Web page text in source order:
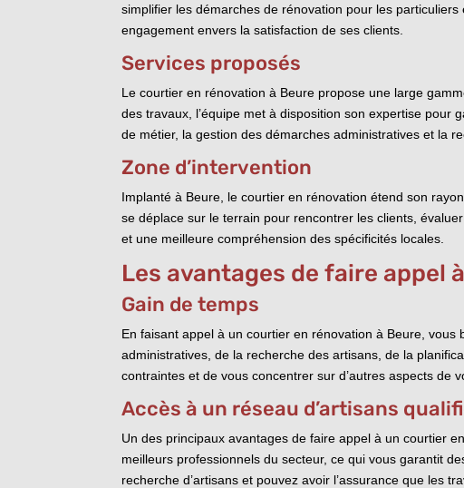
simplifier les démarches de rénovation pour les
engagement envers la satisfaction de ses clients.
Services proposés
Le courtier en rénovation à Beure propose une large
des travaux, l’équipe met à disposition son expertise
de métier, la gestion des démarches administratives et la
Zone d’intervention
Implanté à Beure, le courtier en rénovation étend son
se déplace sur le terrain pour rencontrer les clients,
et une meilleure compréhension des spécificités locales.
Les avantages de faire appel
Gain de temps
En faisant appel à un courtier en rénovation à Beure,
administratives, de la recherche des artisans, de la
contraintes et de vous concentrer sur d’autres aspects de
Accès à un réseau d’artisans
Un des principaux avantages de faire appel à un courtier
meilleurs professionnels du secteur, ce qui vous garantit
recherche d’artisans et pouvez avoir l’assurance que les